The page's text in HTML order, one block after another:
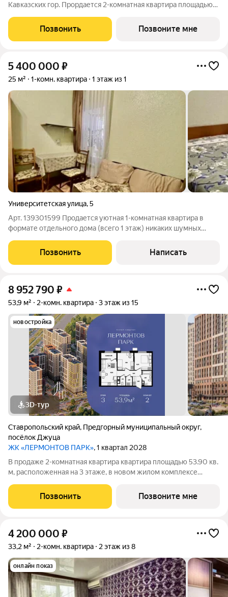
Кавказских гор. Прордается 2-комнатная квартира площадью
(Железноводск, живописный район КМВ). Этаж 3 из 12, дом №
Литер 1. Здесь горная природа, чистый
Позвонить Позвоните мне
5 400 000 ₽
25 м² 1-комн. квартира 1 этаж из 1
Университетская улица,5
Арт. 139301599 Продается уютная 1-комнатная квартира в
формате отдельного дома (всего 1 этаж) никаких шумных
приватность. Главные козыри: Кухня 10 м это не просто
уголок, а полноценное
Позвонить Написать
8 952 790 ₽
53,9 м² 2-комн. квартира 3 этаж из 15
новостройка
3D-тур
Ставропольский край, Предгорный муниципальный округ,
посёлок Джуца
ЖК «ЛЕРМОНТОВ ПАРК», 1 квартал 2028
В продаже 2-комнатная квартира квартира площадью 53.90 кв.
м, расположенная на 3 этаже, в новом жилом комплексе
Проект от застройщика PARADE Development находится в
Ставропольском крае, на
Позвонить Позвоните мне
4 200 000 ₽
33,2 м² 2-комн. квартира 2 этаж из 8
онлайн показ